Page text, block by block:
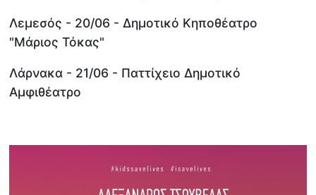
Λεμεσός - 20/06 - Δημοτικό Κηποθέατρο
"Μάριος Τόκας"
Λάρνακα - 21/06 - Παττίχειο Δημοτικό
Αμφιθέατρο